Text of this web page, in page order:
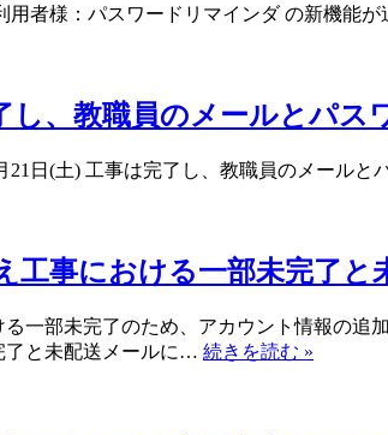
者様：パスワードリマインダ の新機能
し、教職員のメールとパ
21日(土) 工事は完了し、教職員のメールと
工事における一部未完了と
一部未完了のため、アカウント情報の
了と未配送メールに… 続きを読む »